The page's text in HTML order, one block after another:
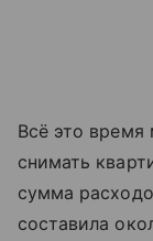
Всё это
снимать
сумма
составила